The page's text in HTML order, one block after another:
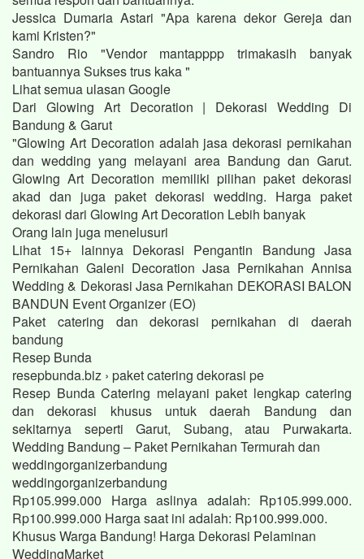
Jessica Dumaria Astari "Apa karena dekor Gereja dan
kami Kristen?"
Sandro Rio "Vendor mantapppp trimakasih banyak
bantuannya Sukses trus kaka "
Lihat semua ulasan Google
Dari Glowing Art Decoration | Dekorasi Wedding Di
Bandung & Garut
"Glowing Art Decoration adalah jasa dekorasi pernikahan
dan wedding yang melayani area Bandung dan Garut.
Glowing Art Decoration memiliki pilihan paket dekorasi
akad dan juga paket dekorasi wedding. Harga paket
dekorasi dari Glowing Art Decoration Lebih banyak
Orang lain juga menelusuri
Lihat 15+ lainnya Dekorasi Pengantin Bandung Jasa
Pernikahan Galeni Decoration Jasa Pernikahan Annisa
Wedding & Dekorasi Jasa Pernikahan DEKORASI BALON
BANDUN Event Organizer (EO)
Paket catering dan dekorasi pernikahan di daerah
bandung
Resep Bunda
resepbunda.biz › paket catering dekorasi pe
Resep Bunda Catering melayani paket lengkap catering
dan dekorasi khusus untuk daerah Bandung dan
sekitarnya seperti Garut, Subang, atau Purwakarta.
Wedding Bandung – Paket Pernikahan Termurah dan
weddingorganizerbandung
weddingorganizerbandung
Rp105.999.000 Harga aslinya adalah: Rp105.999.000.
Rp100.999.000 Harga saat ini adalah: Rp100.999.000.
Khusus Warga Bandung! Harga Dekorasi Pelaminan
WeddingMarket